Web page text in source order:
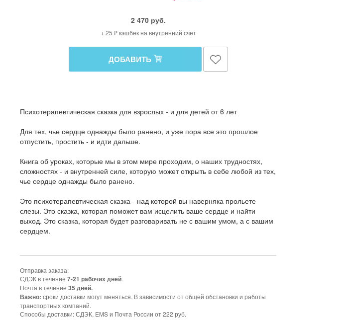
2 470 руб.
+ 25 ₽ кэшбек на внутренний счет
ДОБАВИТЬ
Психотерапевтическая сказка для взрослых - и для детей от 6 лет
Для тех, чье сердце однажды было ранено, и уже пора все это прошлое
отпустить, простить - и идти дальше.
Книга об уроках, которые мы в этом мире проходим, о наших трудностях,
сложностях - и внутренней силе, которую может открыть в себе любой из тех,
чье сердце однажды было ранено.
Это психотерапевтическая сказка - над которой вы наверняка прольете
слезы. Это сказка, которая поможет вам исцелить ваше сердце и найти
выход. Это сказка, которая будет разговаривать не с вашим умом, а с вашим
сердцем.
Отправка заказа:
СДЭК в течение 7-21 рабочих дней.
Почта в течение 35 дней.
Важно: сроки доставки могут меняться. В зависимости от общей обстановки и работы
транспортных компаний.
Способы доставки: СДЭК, EMS и Почта России от 222 руб.